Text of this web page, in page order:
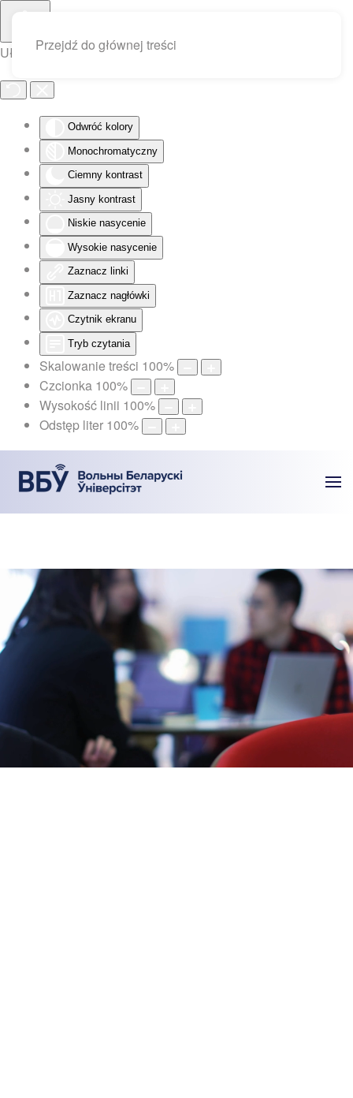
Ułatwienia dostępu
Odwróć kolory
Monochromatyczny
Ciemny kontrast
Jasny kontrast
Niskie nasycenie
Wysokie nasycenie
Zaznacz linki
Zaznacz nagłówki
Czytnik ekranu
Tryb czytania
Skalowanie treści 100%
Czcionka 100%
Wysokość linii 100%
Odstęp liter 100%
Przejdź do głównej treści